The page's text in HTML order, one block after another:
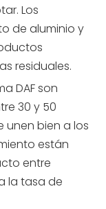
Los
de aluminio y
residuales.
DAF son
30 y 50
unen bien a los
están
entre
la tasa de